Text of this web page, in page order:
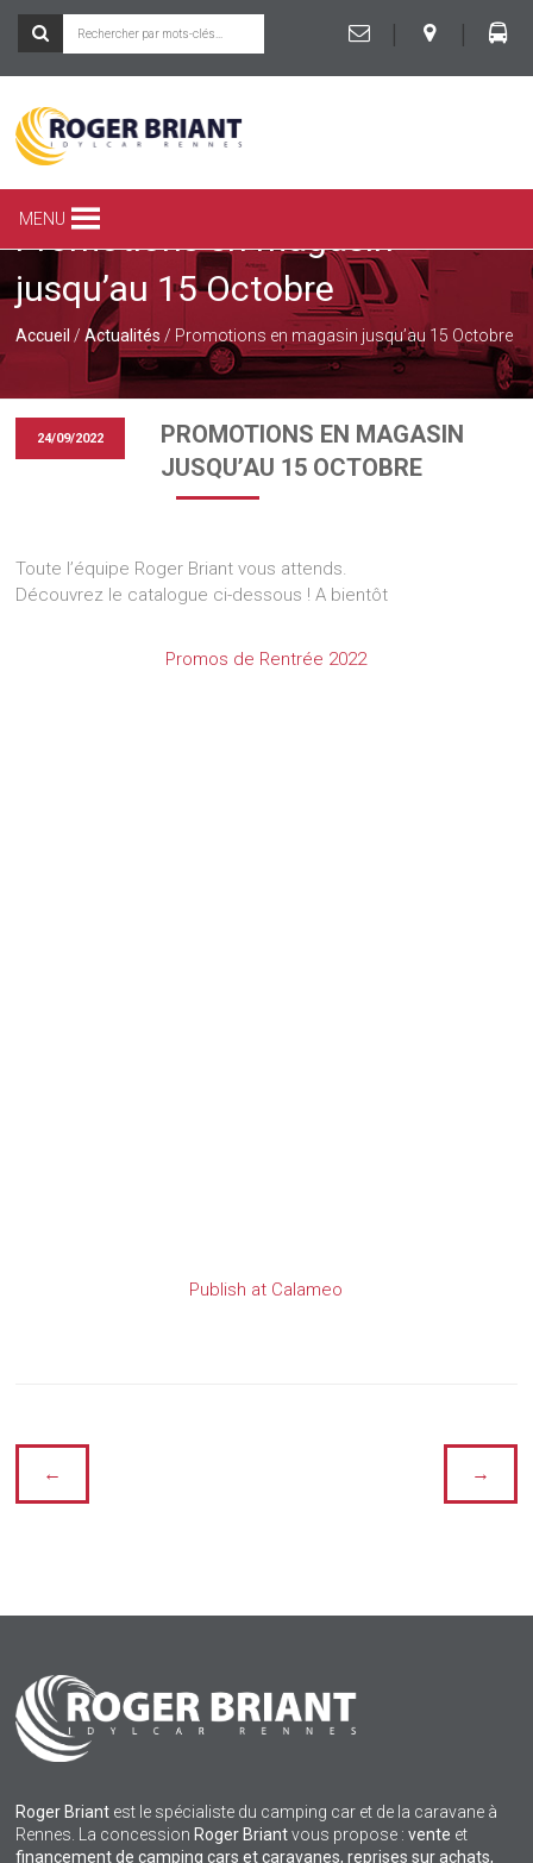
|
|
ROGER
BRIANT
SPÉCIALISTE
CAR
ET
DE
CARAVANE
À
RENNES
MENU
Promotions en magasin
jusqu’au 15 Octobre
Accueil /Actualités / Promotions en magasin jusqu’au 15 Octobre
24/09/2022
PROMOTIONS EN MAGASIN
JUSQU’AU 15 OCTOBRE
Toute l’équipe Roger Briant vous attends.
Découvrez le catalogue ci-dessous ! A bientôt
Promos de Rentrée 2022
Publish at Calameo
← →
Roger Briant est le spécialiste du camping car et de la caravane à
Rennes. La concession Roger Briantvous propose : vente et
financement de camping cars et caravanes, reprises sur achats,